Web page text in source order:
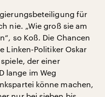
für
nie. „Wie groß sie am
so Koß. Die Chancen
Linken-Politiker Oskar
der einer
lange im Weg
könne machen,